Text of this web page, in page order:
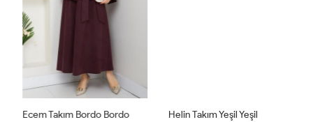
Ecem Takım Bordo Bordo Helin Takım Yeşil Yeşil